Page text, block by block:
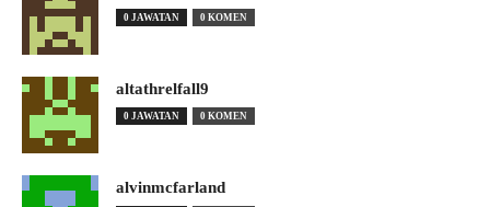
0 JAWATAN 0 KOMEN
altathrelfall9
0 JAWATAN 0 KOMEN
alvinmcfarland